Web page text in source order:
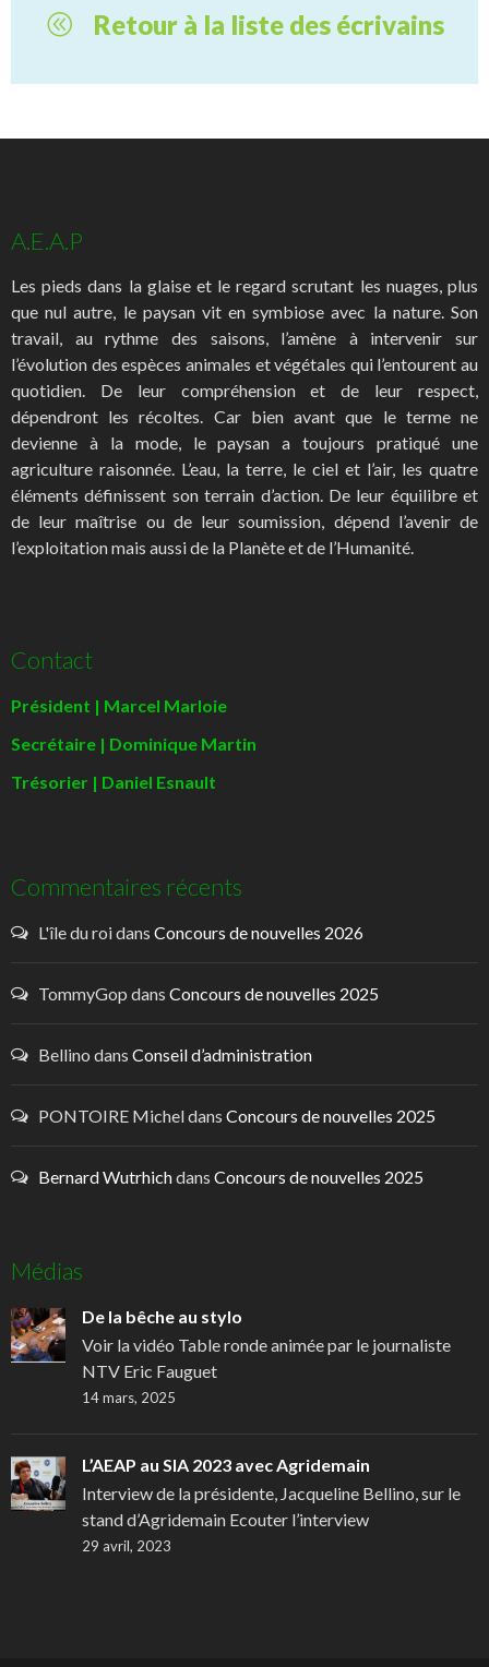
Retour à la liste des écrivains
A.E.A.P
Les pieds dans la glaise et le regard scrutant les nuages, plus
que nul autre, le paysan vit en symbiose avec la nature. Son
travail, au rythme des saisons, l’amène à intervenir sur
l’évolution des espèces animales et végétales qui l’entourent au
quotidien. De leur compréhension et de leur respect,
dépendront les récoltes. Car bien avant que le terme ne
devienne à la mode, le paysan a toujours pratiqué une
agriculture raisonnée. L’eau, la terre, le ciel et l’air, les quatre
éléments définissent son terrain d’action. De leur équilibre et
de leur maîtrise ou de leur soumission, dépend l’avenir de
l’exploitation mais aussi de la Planète et de l’Humanité.
Contact
Président | Marcel Marloie
Secrétaire | Dominique Martin
Trésorier | Daniel Esnault
Commentaires récents
L'île du roidans Concours de nouvelles 2026
TommyGop dans Concours de nouvelles 2025
Bellino dans Conseil d’administration
PONTOIRE Micheldans Concours de nouvelles 2025
Bernard Wutrhichdans Concours de nouvelles 2025
Médias
De la bêche au stylo
Voir la vidéo Table ronde animée par le journaliste
NTV Eric Fauguet
14 mars, 2025
L’AEAP au SIA 2023 avec Agridemain
Interview de la présidente, Jacqueline Bellino, sur le
stand d’Agridemain Ecouter l’interview
29 avril, 2023